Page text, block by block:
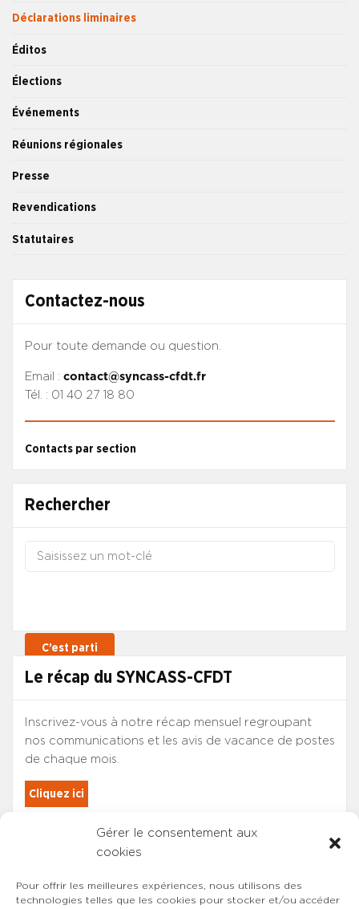
Gérer le consentement aux
cookies
Pour offrir les meilleures expériences, nous utilisons des
technologies telles que les cookies pour stocker et/ou accéder
Déclarations liminaires
Éditos
Élections
Événements
Réunions régionales
Presse
Revendications
Statutaires
Contactez-nous
Pour toute demande ou question.
Email : contact@syncass-cfdt.fr
Tél. : 01 40 27 18 80
Contacts par section
Rechercher
Le récap du SYNCASS-CFDT
Inscrivez-vous à notre récap mensuel regroupant
nos communications et les avis de vacance de postes
de chaque mois.
Cliquez ici
Les adhérents du SYNCASS-CFDT
sont automatiquement inscrits.